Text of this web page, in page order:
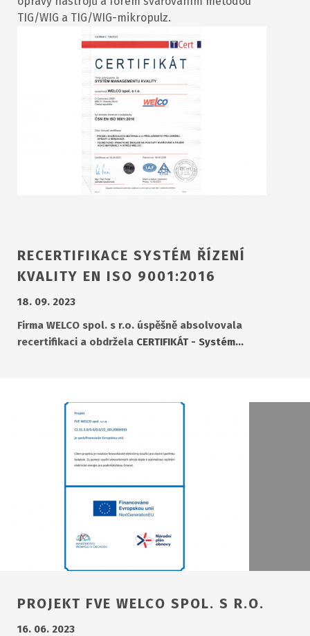
TIG/WIG a TIG/WIG-mikropulz.
RECERTIFIKACE SYSTÉM ŘÍZENÍ
KVALITY EN ISO 9001:2016
18. 09. 2023
Firma WELCO spol. s r.o. úspěšně absolvovala
recertifikaci a obdržela CERTIFIKÁT - Systém…
PROJEKT FVE WELCO SPOL. S R.O.
16. 06. 2023